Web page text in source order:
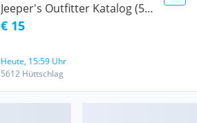
Jeeper's Outfitter Katalog (51
Seiten, Modelle, Zubehör und
€ 15
Heute, 15:59 Uhr
5612 Hüttschlag